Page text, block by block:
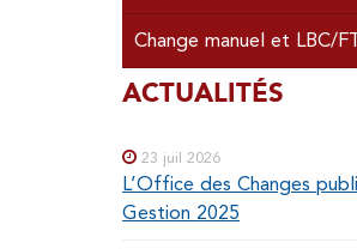
Change manuel et LBC/
SOUS-
Special
ACTUALITÉS
23 juil 2026
L’Office des Changes
Gestion 2025